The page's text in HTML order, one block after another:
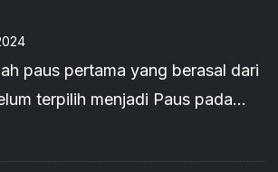
Sendiri
paus pertama yang berasal dari
terpilih menjadi Paus pada
Buenos Aires ini adalah